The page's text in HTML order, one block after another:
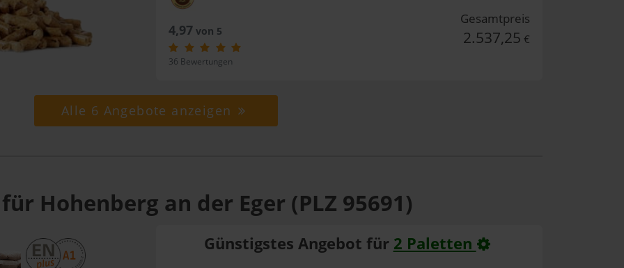
4,97von 5
36 Bewertungen
Gesamtpreis
2.537,25 €
Alle 6 Angebote anzeigen
Hohenberg an der Eger (PLZ 95691)
Günstigstes Angebot für 2 Paletten